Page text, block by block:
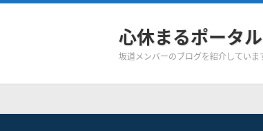
心休まるポータ
坂道メンバーのブログを紹介していま